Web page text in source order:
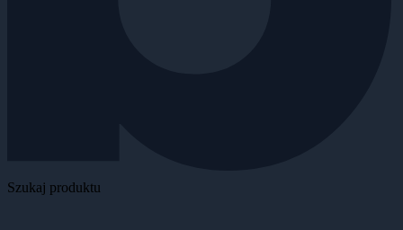
Szukaj produktu